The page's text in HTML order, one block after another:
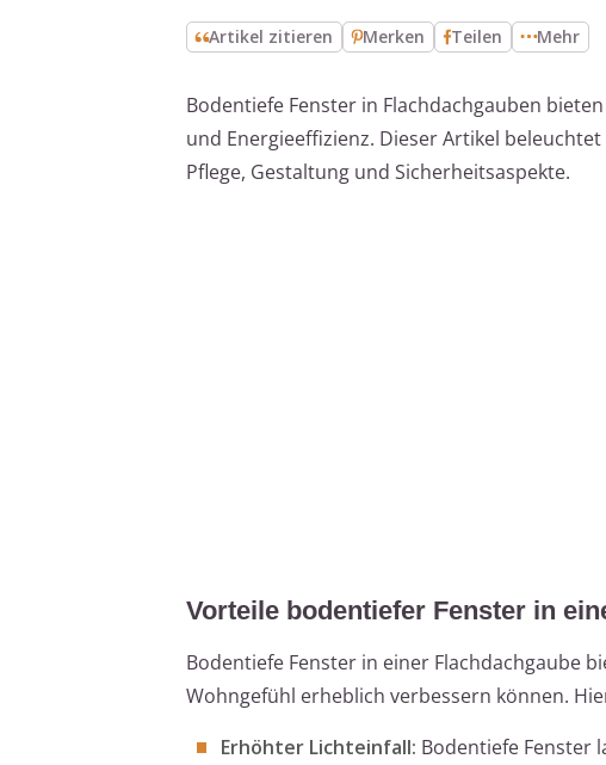
Artikel zitieren Merken Teilen Mehr
Bodentiefe Fenster in Flachdachgauben
und Energieeffizienz. Dieser Artikel
Pflege, Gestaltung und Sicherheitsaspekte.
Vorteile bodentiefer Fenster in
Bodentiefe Fenster in einer Flachdachgaube
Wohngefühl erheblich verbessern können.
Erhöhter Lichteinfall: Bodentiefe Fenster